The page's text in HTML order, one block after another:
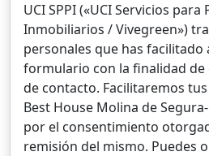
UCI SPPI («UCI Servicios
Inmobiliarios / Vivegreen»)
personales que has facilitado
formulario con la finalidad
de contacto. Facilitaremos
Best House Molina de
por el consentimiento
remisión del mismo. Puedes